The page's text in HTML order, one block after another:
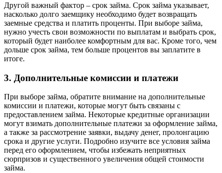
Другой важный фактор – срок займа. Срок займа указывает,
насколько долго заемщику необходимо будет возвращать
заемные средства и платить проценты. При выборе займа,
нужно учесть свои возможности по выплатам и выбрать срок,
который будет наиболее комфортным для вас. Кроме того, чем
дольше срок займа, тем больше процентов вы заплатите в
итоге.
3. Дополнительные комиссии и платежи
При выборе займа, обратите внимание на дополнительные
комиссии и платежи, которые могут быть связаны с
предоставлением займа. Некоторые кредитные организации
могут взимать дополнительные платежи за оформление займа,
а также за рассмотрение заявки, выдачу денег, пролонгацию
срока и другие услуги. Подробно изучите все условия займа
перед его оформлением, чтобы избежать неприятных
сюрпризов и существенного увеличения общей стоимости
займа.